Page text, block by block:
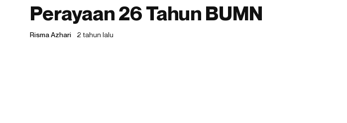
Perayaan 26 Tahun BUMN
Risma Azhari 2 tahun lalu